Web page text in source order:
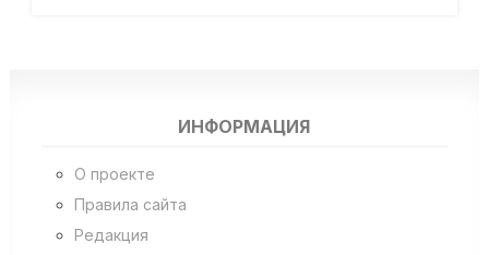
ИНФОРМАЦИЯ
О проекте
Правила сайта
Редакция